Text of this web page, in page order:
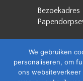
Bezoekadres
Stuur een e-
We gebruiken
personaliseren, om
ons websiteverkeer